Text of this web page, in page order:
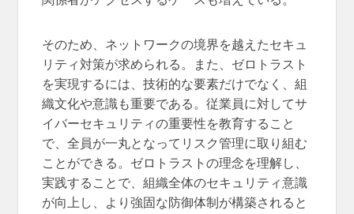
そのため、ネットワークの境界を越えたセキュ
リティ対策が求められる。また、ゼロトラスト
を実現するには、技術的な要素だけでなく、組
織文化や意識も重要である。従業員に対してサ
イバーセキュリティの重要性を教育すること
で、全員が一丸となってリスク管理に取り組む
ことができる。ゼロトラストの理念を理解し、
実践することで、組織全体のセキュリティ意識
が向上し、より強固な防御体制が構築されると